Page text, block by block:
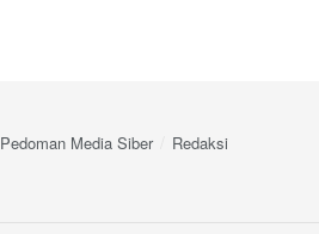
Pedoman Media Siber Redaksi